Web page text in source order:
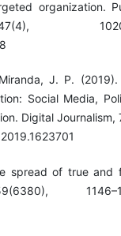
organization.
J. P. (2019).
Social Media,
Digital Journalism,
spread of true and